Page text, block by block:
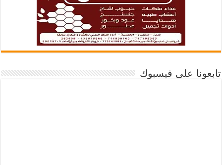
تابعونا على فيسبوك